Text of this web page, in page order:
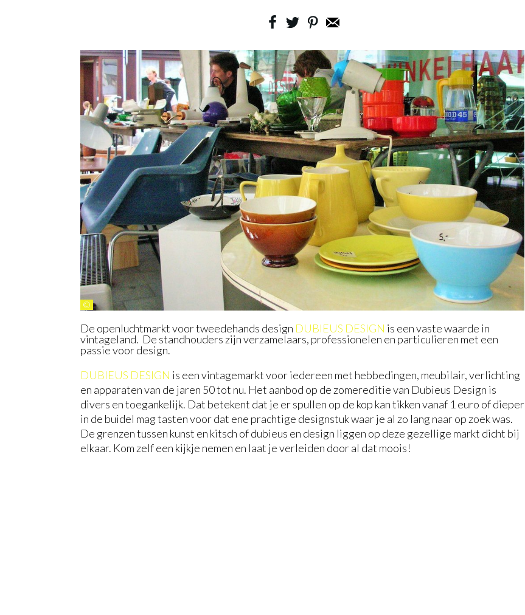
©
De openluchtmarkt voor tweedehands design DUBIEUS DESIGN is een vaste waarde in
vintageland. De standhouders zijn verzamelaars, professionelen en particulieren met een
passie voor design.
DUBIEUS DESIGN is een vintagemarkt voor iedereen met hebbedingen, meubilair, verlichting
en apparaten van de jaren 50 tot nu. Het aanbod op de zomereditie van Dubieus Design is
divers en toegankelijk. Dat betekent dat je er spullen op de kop kan tikken vanaf 1 euro of dieper
in de buidel mag tasten voor dat ene prachtige designstuk waar je al zo lang naar op zoek was.
De grenzen tussen kunst en kitsch of dubieus en design liggen op deze gezellige markt dicht bij
elkaar. Kom zelf een kijkje nemen en laat je verleiden door al dat moois!